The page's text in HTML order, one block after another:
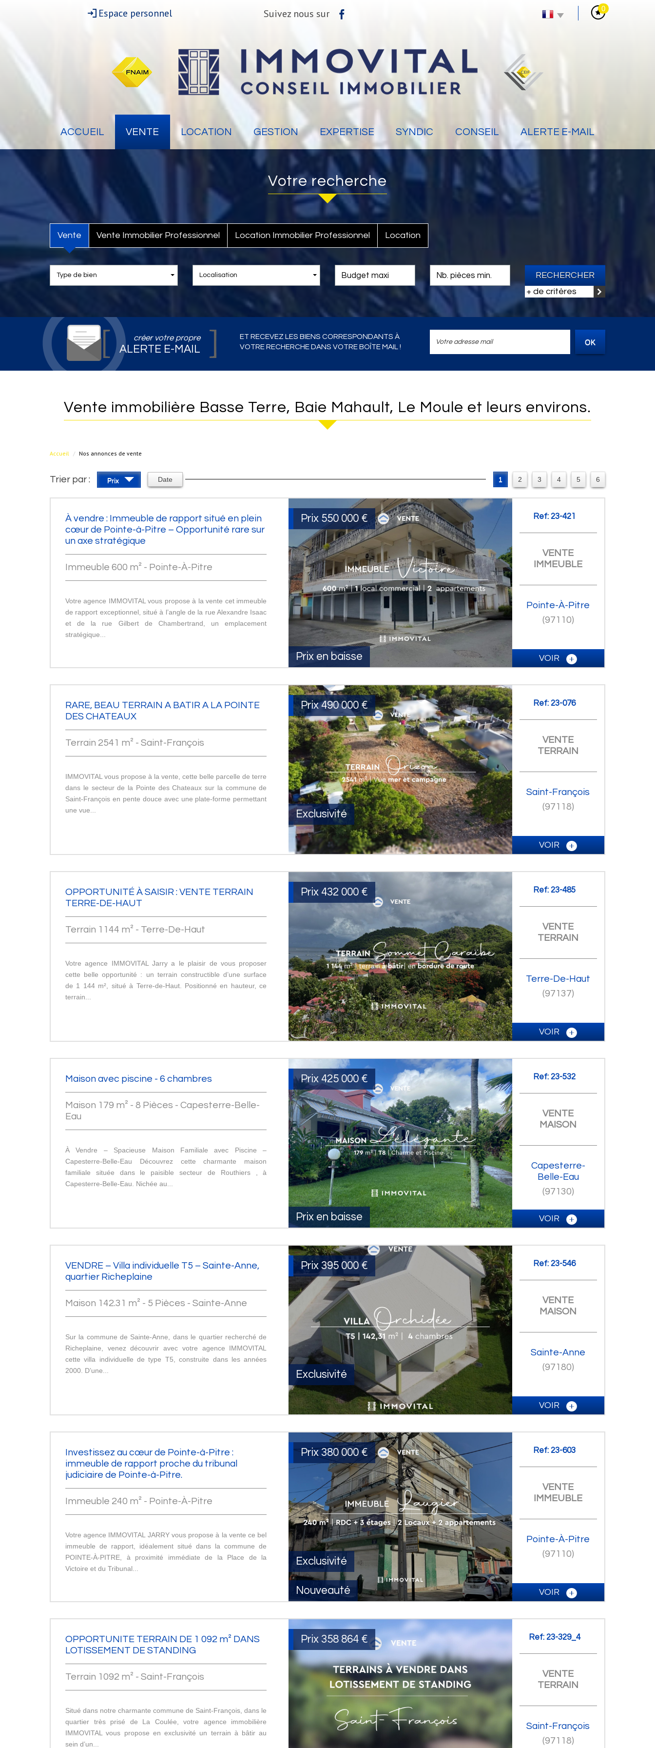
0
Espace personnel Suivez nous sur
ACCUEIL VENTE LOCATION GESTION EXPERTISE SYNDIC CONSEIL ALERTE E-MAIL
Votre recherche
Vente Vente Immobilier Professionnel Location Immobilier Professionnel Location
Type de bien Localisation
RECHERCHER
+ de critères
créer votre propre
ALERTE E-MAIL
ET RECEVEZ LES BIENS CORRESPONDANTS À
VOTRE RECHERCHE DANS VOTRE BOÎTE MAIL !
OK
Vente immobilière Basse Terre, Baie Mahault, Le Moule et leurs environs.
Accueil Nos annonces de vente
Trier par : Prix Date 1 2 3 4 5 6
Prix en baisse
Prix 550 000 €
À vendre : Immeuble de rapport situé en plein
cœur de Pointe-à-Pitre – Opportunité rare sur
un axe stratégique
Immeuble 600 m² - Pointe-À-Pitre
Votre agence IMMOVITAL vous propose à la vente cet immeuble
de rapport exceptionnel, situé à l’angle de la rue Alexandre Isaac
et de la rue Gilbert de Chambertrand, un emplacement
stratégique...
Ref: 23-421
VENTE
IMMEUBLE
Pointe-À-Pitre
(97110)
VOIR
Exclusivité
Prix 490 000 €
RARE, BEAU TERRAIN A BATIR A LA POINTE
DES CHATEAUX
Terrain 2541 m² - Saint-François
IMMOVITAL vous propose à la vente, cette belle parcelle de terre
dans le secteur de la Pointe des Chateaux sur la commune de
Saint-François en pente douce avec une plate-forme permettant
une vue...
Ref: 23-076
VENTE
TERRAIN
Saint-François
(97118)
VOIR
Prix 432 000 €
OPPORTUNITÉ À SAISIR : VENTE TERRAIN
TERRE-DE-HAUT
Terrain 1144 m² - Terre-De-Haut
Votre agence IMMOVITAL Jarry a le plaisir de vous proposer
cette belle opportunité : un terrain constructible d’une surface
de 1 144 m², situé à Terre-de-Haut. Positionné en hauteur, ce
terrain...
Ref: 23-485
VENTE
TERRAIN
Terre-De-Haut
(97137)
VOIR
Prix en baisse
Prix 425 000 €
Maison avec piscine - 6 chambres
Maison 179 m² - 8 Pièces - Capesterre-Belle-
Eau
À Vendre – Spacieuse Maison Familiale avec Piscine –
Capesterre-Belle-Eau Découvrez cette charmante maison
familiale située dans le paisible secteur de Routhiers , à
Capesterre-Belle-Eau. Nichée au...
Ref: 23-532
VENTE
MAISON
Capesterre-
Belle-Eau
(97130)
VOIR
Exclusivité
Prix 395 000 €
VENDRE – Villa individuelle T5 – Sainte-Anne,
quartier Richeplaine
Maison 142.31 m² - 5 Pièces - Sainte-Anne
Sur la commune de Sainte-Anne, dans le quartier recherché de
Richeplaine, venez découvrir avec votre agence IMMOVITAL
cette villa individuelle de type T5, construite dans les années
2000. D’une...
Ref: 23-546
VENTE
MAISON
Sainte-Anne
(97180)
VOIR
Exclusivité
Nouveauté
Prix 380 000 €
Investissez au cœur de Pointe-à-Pitre :
immeuble de rapport proche du tribunal
judiciaire de Pointe-à-Pitre.
Immeuble 240 m² - Pointe-À-Pitre
Votre agence IMMOVITAL JARRY vous propose à la vente ce bel
immeuble de rapport, idéalement situé dans la commune de
POINTE-À-PITRE, à proximité immédiate de la Place de la
Victoire et du Tribunal...
Ref: 23-603
VENTE
IMMEUBLE
Pointe-À-Pitre
(97110)
VOIR
Prix 358 864 €
OPPORTUNITE TERRAIN DE 1 092 m² DANS
LOTISSEMENT DE STANDING
Terrain 1092 m² - Saint-François
Situé dans notre charmante commune de Saint-François, dans le
quartier très prisé de La Coulée, votre agence immobilière
IMMOVITAL vous propose en exclusivité un terrain à bâtir au
sein d’un...
Ref: 23-329_4
VENTE
TERRAIN
Saint-François
(97118)